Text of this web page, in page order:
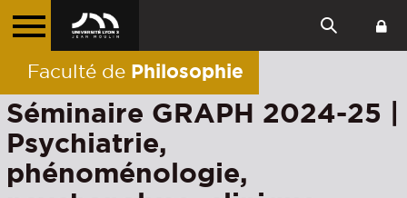
Faculté de Philosophie
Séminaire GRAPH 2024-25 |
Psychiatrie,
phénoménologie,